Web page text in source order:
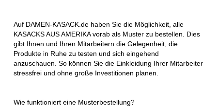
Auf DAMEN-KASACK.de haben Sie die Möglichkeit, alle
KASACKS AUS AMERIKA vorab als Muster zu bestellen. Dies
gibt Ihnen und Ihren Mitarbeitern die Gelegenheit, die
Produkte in Ruhe zu testen und sich eingehend
anzuschauen. So können Sie die Einkleidung Ihrer Mitarbeiter
stressfrei und ohne große Investitionen planen.
Wie funktioniert eine Musterbestellung?